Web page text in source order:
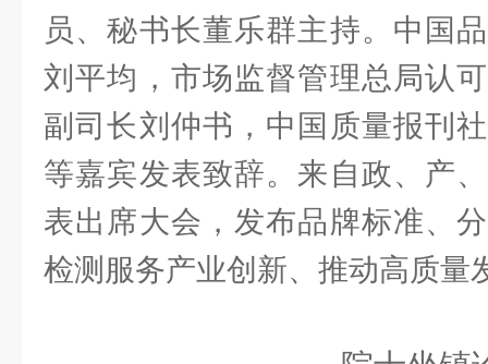
员、秘书长董乐群主持。中国
刘平均，市场监督管理总局认
副司长刘仲书，中国质量报刊
等嘉宾发表致辞。来自政、产
表出席大会，发布品牌标准、
检测服务产业创新、推动高质量